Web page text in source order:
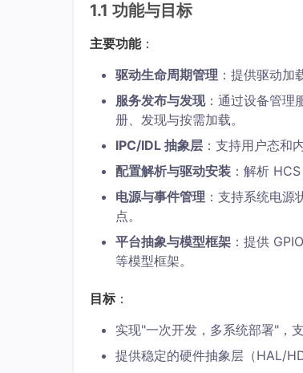
1.1 功能与目标
主要功能：
驱动生命周期管理 ：提供驱动加
服务发布与发现：通过设备管理
册、发现与按需加载。
IPC/IDL 抽象层 ：支持用户态和
配置解析与驱动安装 ：解析
电源与事件管理 ：支持系统电
点。
平台抽象与模型框架 ：提供
等模型框架。
目标：
实现"一次开发，多系统部署"，
提供稳定的硬件抽象层（HAL/